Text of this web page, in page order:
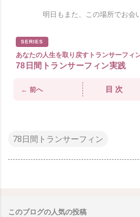
明日もまた、この場所でお会
SERIES
あなたの人生を取り戻すトランサーフィ
78日間トランサーフィン実践
← 前へ 目 次
78日間トランサーフィン
このブログの人気の投稿